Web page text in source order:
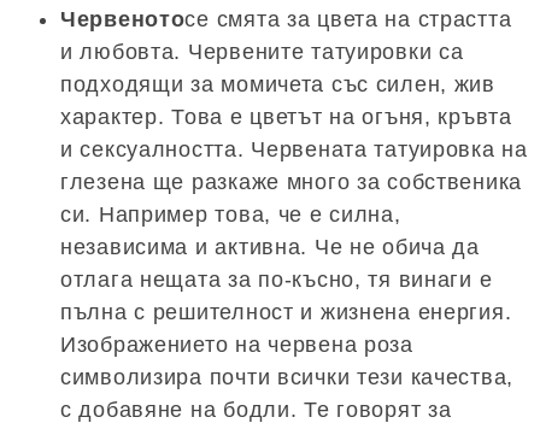
Червенотосе смята за цвета на страстта
и любовта. Червените татуировки са
подходящи за момичета със силен, жив
характер. Това е цветът на огъня, кръвта
и сексуалността. Червената татуировка на
глезена ще разкаже много за собственика
си. Например това, че е силна,
независима и активна. Че не обича да
отлага нещата за по-късно, тя винаги е
пълна с решителност и жизнена енергия.
Изображението на червена роза
символизира почти всички тези качества,
с добавяне на бодли. Те говорят за